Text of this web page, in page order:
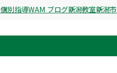
個別指導WAM ブログ新潟教室新潟市